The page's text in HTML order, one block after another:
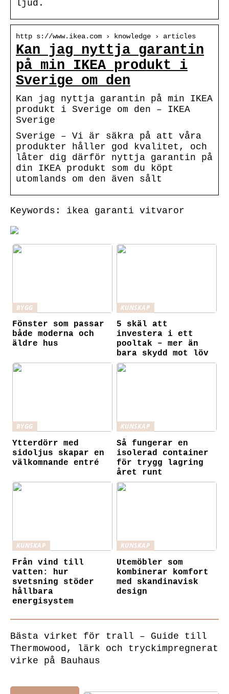
ljud.
http s://www.ikea.com › knowledge › articles
Kan jag nyttja garantin
på min IKEA produkt i
Sverige om den
Kan jag nyttja garantin på min IKEA
produkt i Sverige om den – IKEA
Sverige
Sverige – Vi är säkra på att våra
produkter håller god kvalitet, och
låter dig därför nyttja garantin på
din IKEA produkt som du köpt
utomlands om den även sålt
Keywords: ikea garanti vitvaror
BYGG
Fönster som passar
både moderna och
äldre hus
KUNSKAP
5 skäl att
investera i ett
pooltak – mer än
bara skydd mot löv
BYGG
Ytterdörr med
sidoljus skapar en
välkomnande entré
KUNSKAP
Så fungerar en
isolerad container
för trygg lagring
året runt
KUNSKAP
Från vind till
vatten: hur
svetsning stöder
hållbara
energisystem
KUNSKAP
Utemöbler som
kombinerar komfort
med skandinavisk
design
Bästa virket för trall – Guide till
Thermowood, lärk och tryckimpregnerat
virke på Bauhaus